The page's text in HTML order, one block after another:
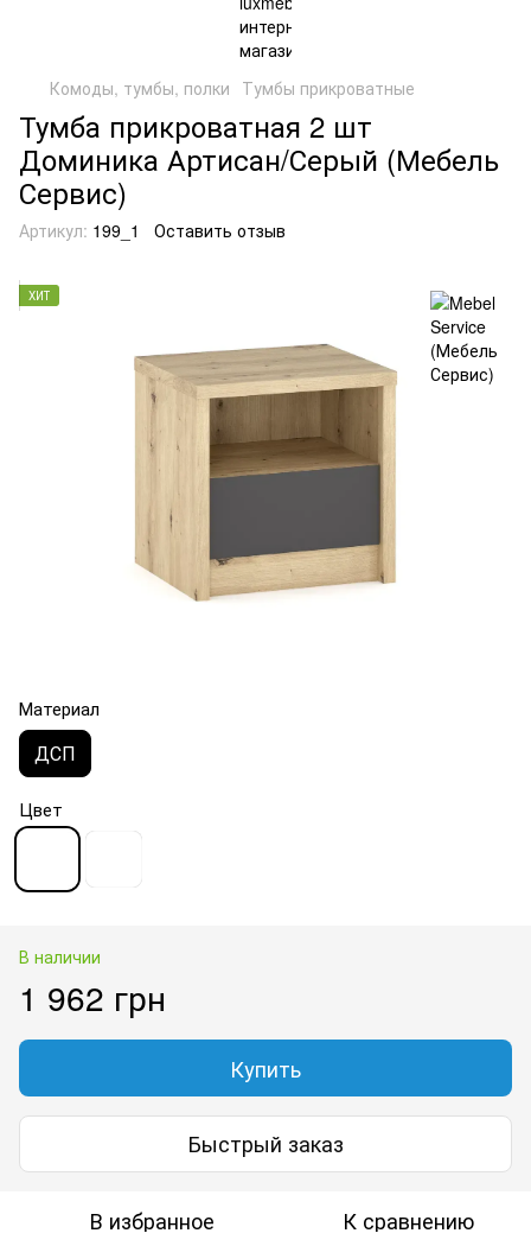
Комоды, тумбы, полки Тумбы прикроватные
Тумба прикроватная 2 шт
Доминика Артисан/Серый (Мебель
Сервис)
Артикул: 199_1 Оставить отзыв
ХИТ
Материал
ДСП
Цвет
В наличии
1 962 грн
Купить
Быстрый заказ
В избранное К сравнению